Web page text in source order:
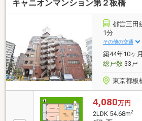
キャニオンマンション第２板橋
都営三田
1分
その他の交通
築44年10ヶ
総戸数33戸
東京都板
4,080万円
2LDK 54.68m2